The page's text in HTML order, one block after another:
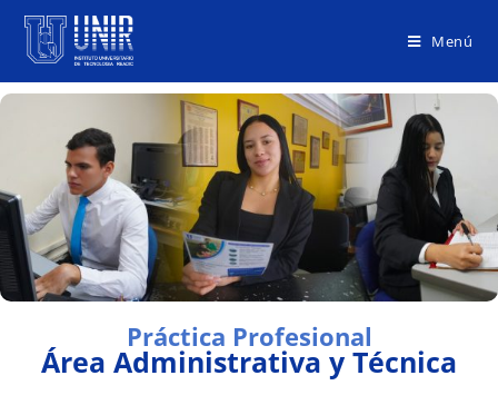
Menú
Práctica Profesional
Área Administrativa y Técnica